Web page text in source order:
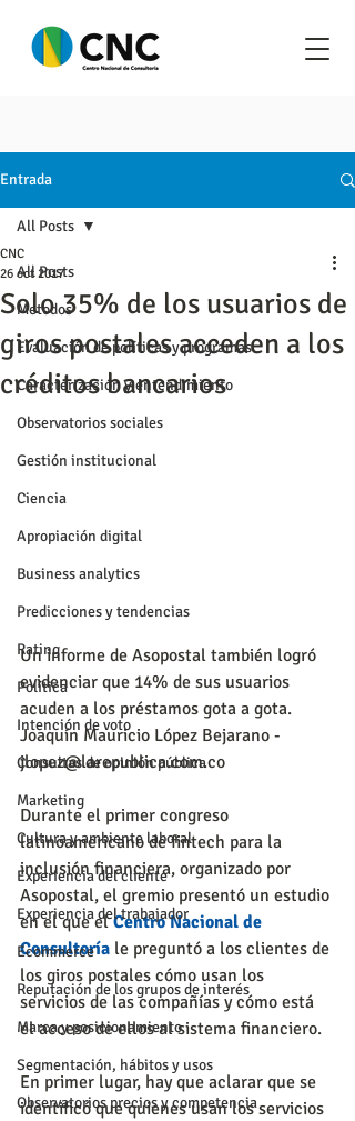
Entrada
All Posts
Metodos
Evaluación de políticas y programas
Caracterización y entendimiento
Observatorios sociales
Gestión institucional
Ciencia
Apropiación digital
Business analytics
Predicciones y tendencias
Rating
Política
Intención de voto
Consultas de opinión pública
Marketing
Cultura y ambiente laboral
Experiencia del cliente
Experiencia del trabajador
Ecommerce
Reputación de los grupos de interés
Marca y posicionamiento
Segmentación, hábitos y usos
Observatorios precios y competencia
All Posts
Solo 35% de los usuarios de
giros postales acceden a los
créditos bancarios
CNC
26 oct 2017
Un informe de Asopostal también logró
evidenciar que 14% de sus usuarios
acuden a los préstamos gota a gota.
Joaquín Mauricio López Bejarano -
jlopez@larepublica.com.co
Durante el primer congreso
latinoamericano de fintech para la
inclusión financiera, organizado por
Asopostal, el gremio presentó un estudio
en el que el Centro Nacional de
Consultoría le preguntó a los clientes de
los giros postales cómo usan los
servicios de las compañías y cómo está
el acceso de ellos al sistema financiero.
En primer lugar, hay que aclarar que se
identificó que quienes usan los servicios